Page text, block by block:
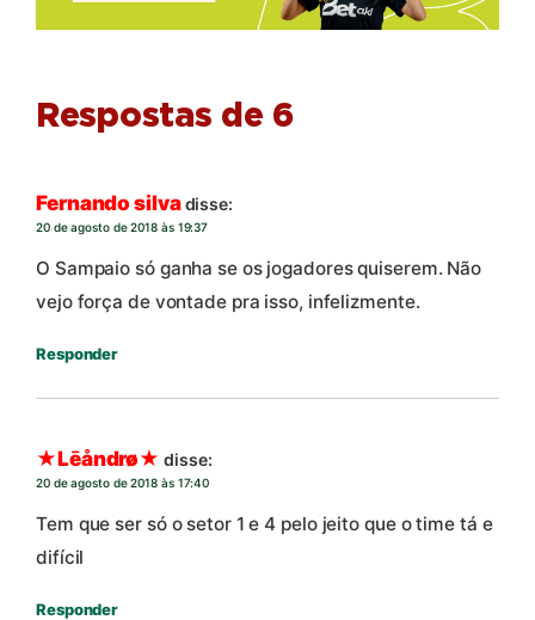
Respostas de 6
Fernando silvadisse:
20 de agosto de 2018 às 19:37
O Sampaio só ganha se os jogadores quiserem. Não
vejo força de vontade pra isso, infelizmente.
Responder
★Lēåndrø★ disse:
20 de agosto de 2018 às 17:40
Tem que ser só o setor 1 e 4 pelo jeito que o time tá e
difícil
Responder